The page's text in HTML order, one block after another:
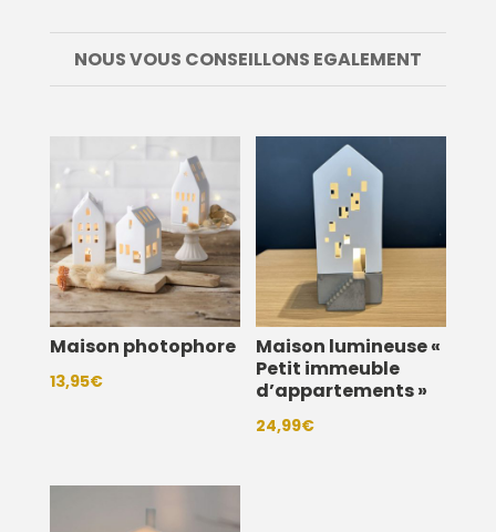
NOUS VOUS CONSEILLONS EGALEMENT
Maison photophore
13,95€
Maison lumineuse «
Petit immeuble
d’appartements »
24,99€